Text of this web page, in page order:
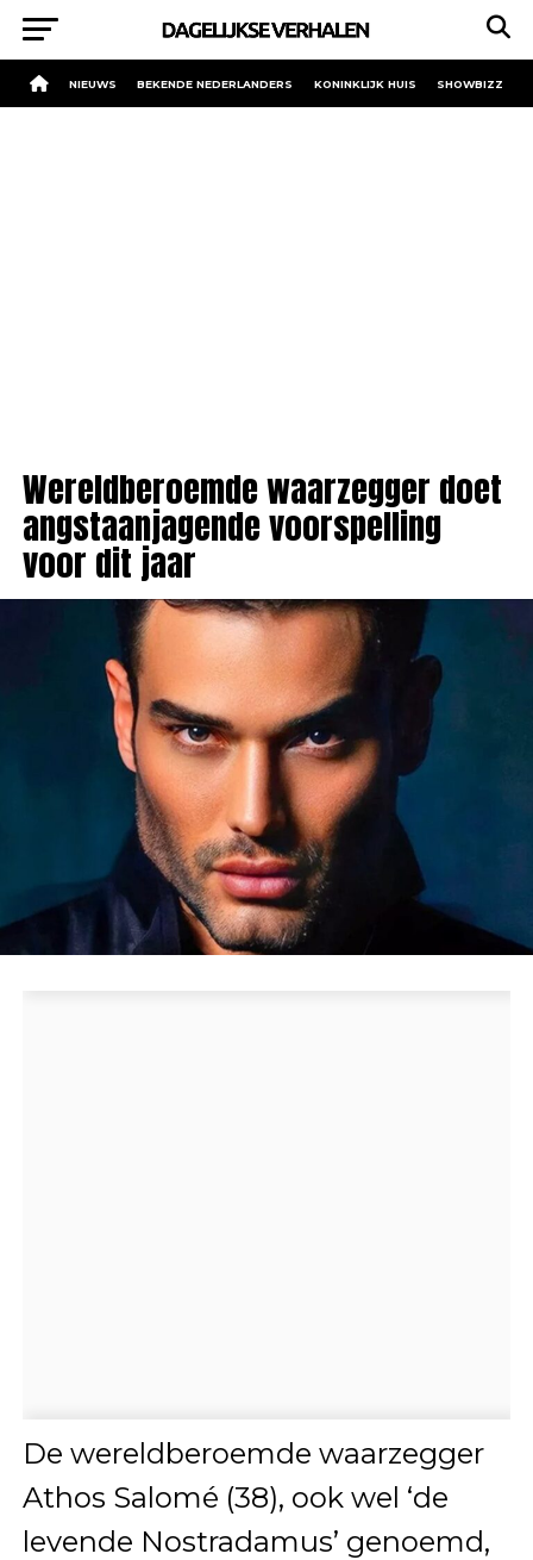
NIEUWS BEKENDE NEDERLANDERS KONINKLIJK HUIS SHOWBIZZ
Wereldberoemde waarzegger doet
angstaanjagende voorspelling
voor dit jaar
De wereldberoemde waarzegger
Athos Salomé (38), ook wel ‘de
levende Nostradamus’ genoemd,